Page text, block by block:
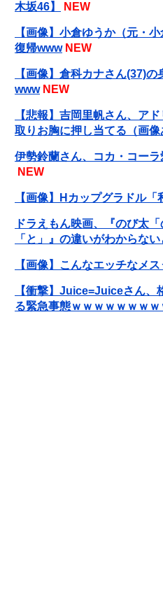
木坂46】
NEW
【画像】小倉ゆうか（元・
復帰www NEW
【画像】倉科カナさん(37)
www NEW
【悲報】吉岡里帆さん、ア
取りお胸に押し当てる（画像
伊勢鈴蘭さん、コカ・コーラ
NEW
【画像】Hカップグラドル「
ドラえもん映画、『のび太
「と」』の違いがわからな
【画像】こんなエッチなメ
【衝撃】Juice=Juiceさん、
る緊急事態ｗｗｗｗｗｗｗｗ